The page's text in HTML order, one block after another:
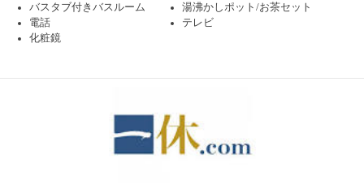
バスタブ付きバスルーム
湯沸かしポット/お茶セット
電話
テレビ
化粧鏡